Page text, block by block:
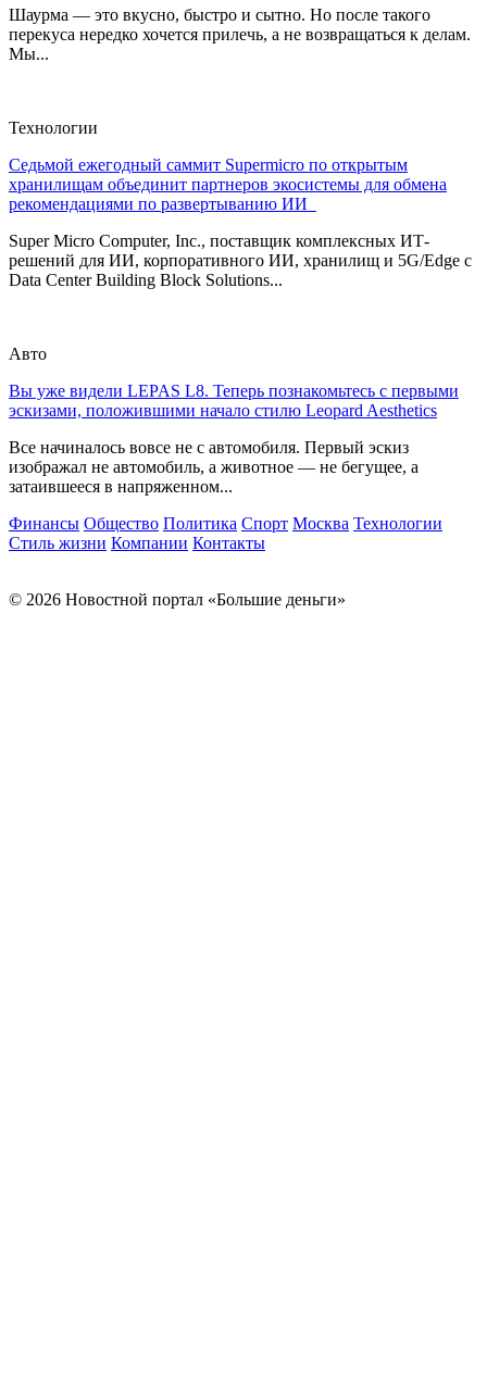
Шаурма — это вкусно, быстро и сытно. Но после такого
перекуса нередко хочется прилечь, а не возвращаться к делам.
Мы...
Технологии
Седьмой ежегодный саммит Supermicro по открытым
хранилищам объединит партнеров экосистемы для обмена
рекомендациями по развертыванию ИИ
Super Micro Computer, Inc., поставщик комплексных ИТ-
решений для ИИ, корпоративного ИИ, хранилищ и 5G/Edge с
Data Center Building Block Solutions...
Авто
Вы уже видели LEPAS L8. Теперь познакомьтесь с первыми
эскизами, положившими начало стилю Leopard Aesthetics
Все начиналось вовсе не с автомобиля. Первый эскиз
изображал не автомобиль, а животное — не бегущее, а
затаившееся в напряженном...
Финансы Общество Политика Спорт Москва Технологии
Стиль жизни Компании Контакты
© 2026 Новостной портал «Большие деньги»